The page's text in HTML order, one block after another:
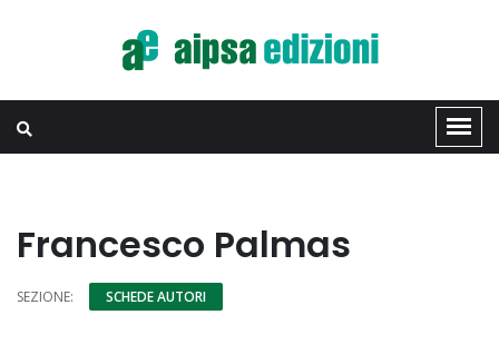
Francesco Palmas
SEZIONE: SCHEDE AUTORI